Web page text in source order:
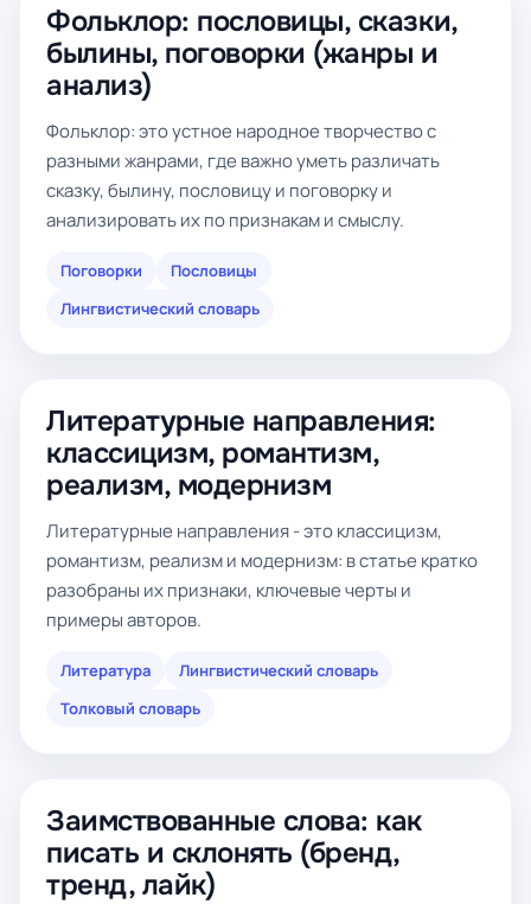
Фольклор: пословицы, сказки,
былины, поговорки (жанры и
анализ)
Фольклор: это устное народное творчество с
разными жанрами, где важно уметь различать
сказку, былину, пословицу и поговорку и
анализировать их по признакам и смыслу.
Поговорки
Пословицы
Лингвистический словарь
Литературные направления:
классицизм, романтизм,
реализм, модернизм
Литературные направления - это классицизм,
романтизм, реализм и модернизм: в статье кратко
разобраны их признаки, ключевые черты и
примеры авторов.
Литература
Лингвистический словарь
Толковый словарь
Заимствованные слова: как
писать и склонять (бренд,
тренд, лайк)